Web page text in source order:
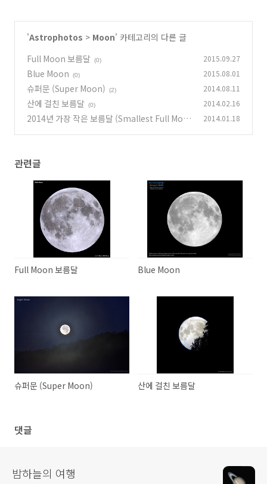
'Astrophotos > Moon' 카테고리의 다른 글
Full Moon 보름달 (0) 2015.09.27
Blue Moon (0) 2015.08.01
슈퍼문 (Super Moon) (2) 2014.08.11
산에 걸친 보름달 (0) 2014.02.16
2014년 가장 작은 보름달 (Smallest Full Moo
2014.01.18
관련글
Full Moon 보름달 Blue Moon
슈퍼문 (Super Moon) 산에 걸친 보름달
댓글
밤하늘의 여행